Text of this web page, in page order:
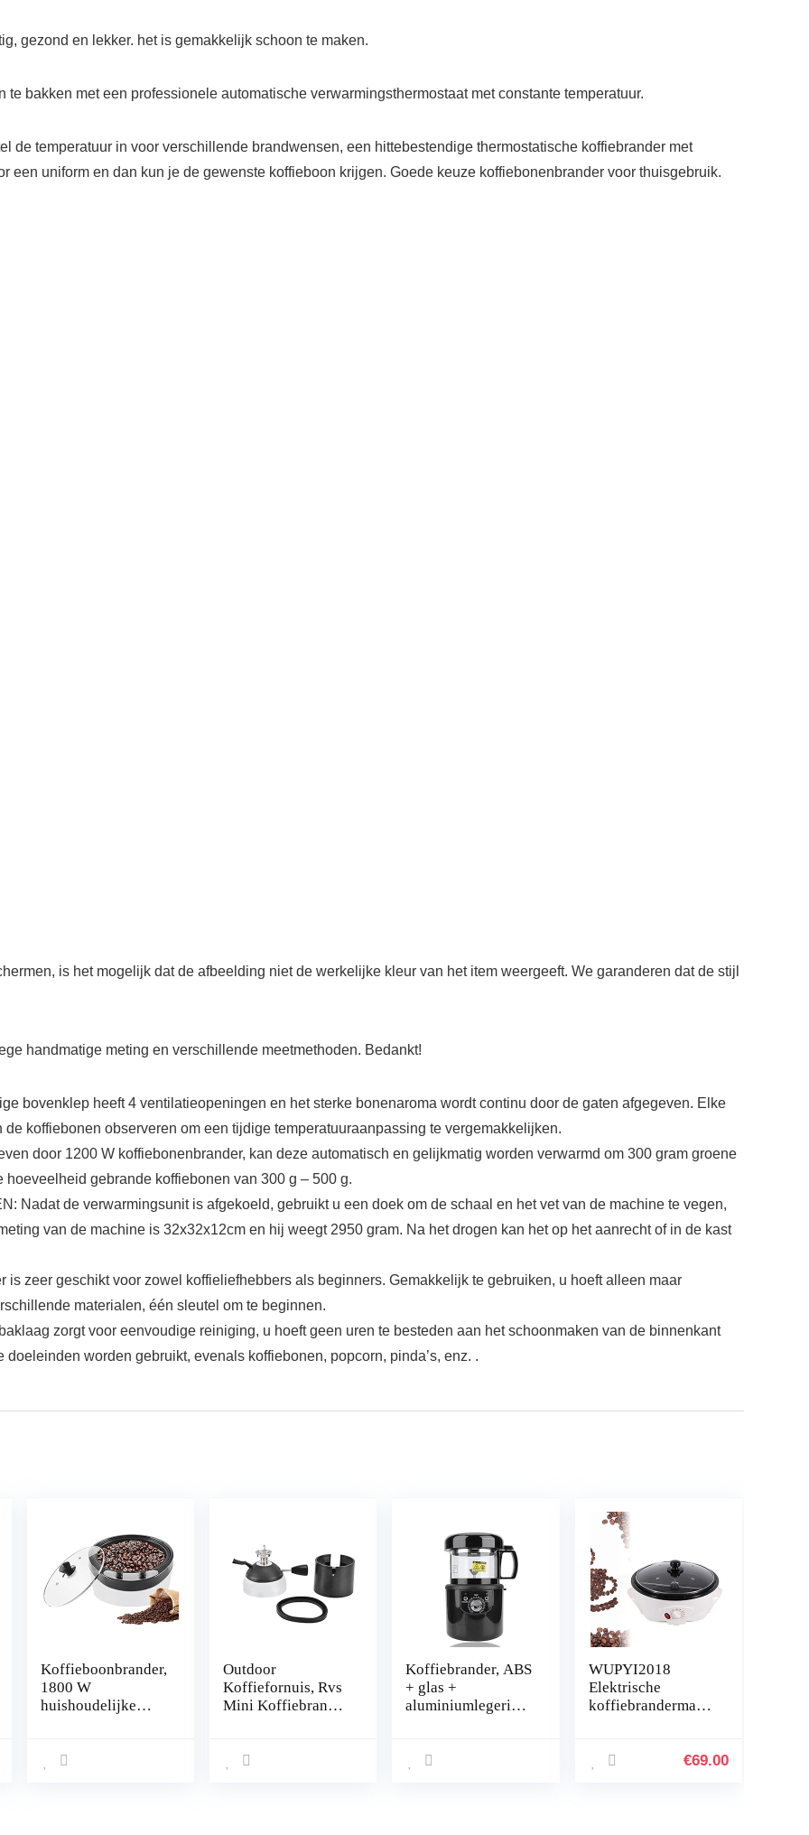
gezond en lekker. het is gemakkelijk schoon te maken.
bakken met een professionele automatische verwarmingsthermostaat met constante temperatuur.
de temperatuur in voor verschillende brandwensen, een hittebestendige thermostatische koffiebrander met
een uniform en dan kun je de gewenste koffieboon krijgen. Goede keuze koffiebonenbrander voor thuisgebruik.
is het mogelijk dat de afbeelding niet de werkelijke kleur van het item weergeeft. We garanderen dat de stijl
handmatige meting en verschillende meetmethoden. Bedankt!
bovenklep heeft 4 ventilatieopeningen en het sterke bonenaroma wordt continu door de gaten afgegeven. Elke
koffiebonen observeren om een ​​tijdige temperatuuraanpassing te vergemakkelijken.
door 1200 W koffiebonenbrander, kan deze automatisch en gelijkmatig worden verwarmd om 300 gram groene
gebrande koffiebonen van 300 g – 500 g.
Nadat de verwarmingsunit is afgekoeld, gebruikt u een doek om de schaal en het vet van de machine te vegen,
van de machine is 32x32x12cm en hij weegt 2950 gram. Na het drogen kan het op het aanrecht of in de kast
zeer geschikt voor zowel koffieliefhebbers als beginners. Gemakkelijk te gebruiken, u hoeft alleen maar
materialen, één sleutel om te beginnen.
zorgt voor eenvoudige reiniging, u hoeft geen uren te besteden aan het schoonmaken van de binnenkant
worden gebruikt, evenals koffiebonen, popcorn, pinda’s, enz. .
Koffieboonbrander,
1800 W
huishoudelijke
Temperatuur
Outdoor
Koffiefornuis, Rvs
Mini Koffiebrander
Koffiezetapparaat
Koffiebrander, ABS
+ glas +
aluminiumlegering
nder, Behoud
WUPYI2018
Elektrische
koffiebrandermach
r, huishouden,
€69.00